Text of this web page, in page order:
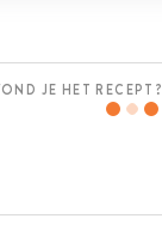
JE HET RECEPT?